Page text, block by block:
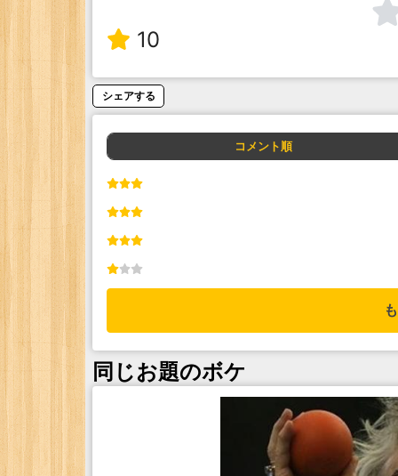
10
シェアする
コメント順
同じお題のボケ